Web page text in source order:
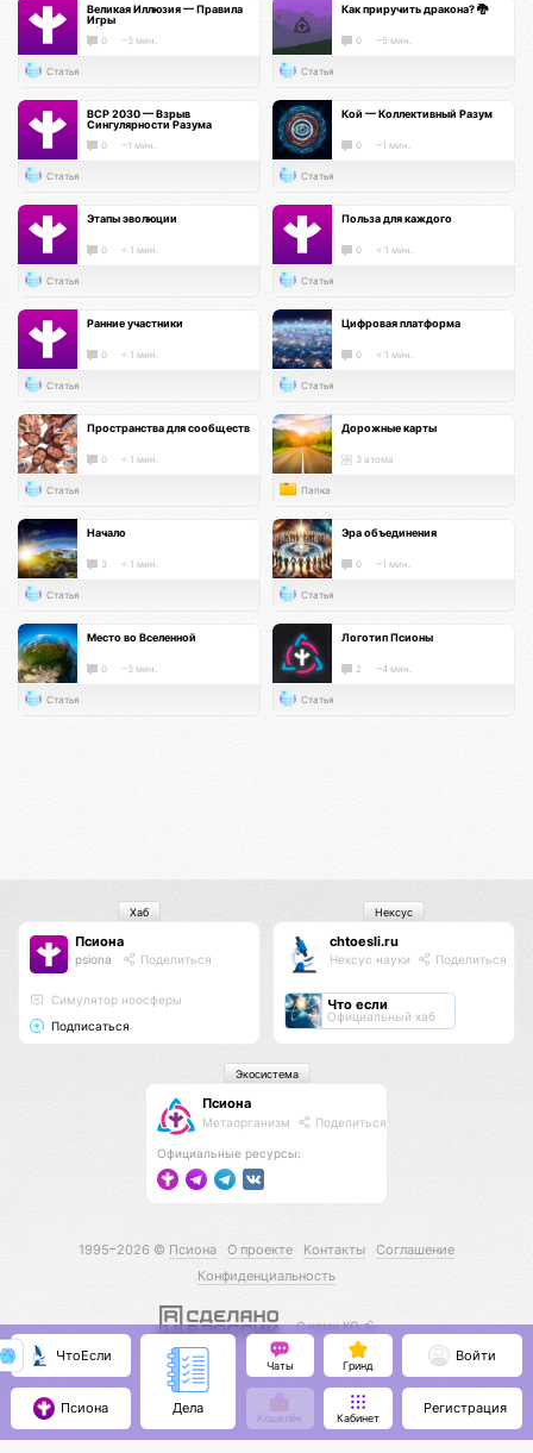
Великая Иллюзия — Правила
Игры
0 ~3 мин.
Статья
Как приручить дракона? 🐉
0 ~5 мин.
Статья
ВСР 2030 — Взрыв
Сингулярности Разума
0 ~1 мин.
Статья
Кой — Коллективный Разум
0 ~1 мин.
Статья
Этапы эволюции
0 < 1 мин.
Статья
Польза для каждого
0 < 1 мин.
Статья
Ранние участники
0 < 1 мин.
Статья
Цифровая платформа
0 < 1 мин.
Статья
Пространства для сообществ
0 < 1 мин.
Статья
Дорожные карты
3 атома
Папка
Начало
3 < 1 мин.
Статья
Эра объединения
0 ~1 мин.
Статья
Место во Вселенной
0 ~3 мин.
Статья
Логотип Псионы
2 ~4 мин.
Статья
Псиона
psiona Поделиться
Cимулятор ноосферы
Подписаться
Хаб
chtoesli.ru
Нексус науки Поделиться
Что если
Официальный хаб
Нексус
Псиона
Метаорганизм Поделиться
Официальные ресурсы:
Экосистема
1995–2026 © Псиона О проекте Контакты
Соглашение
Конфиденциальность
С нами КО 🕉️
ЧтоЕсли
Псиона Дела
Чаты Гринд
Кошелёк Кабинет
Войти
Регистрация